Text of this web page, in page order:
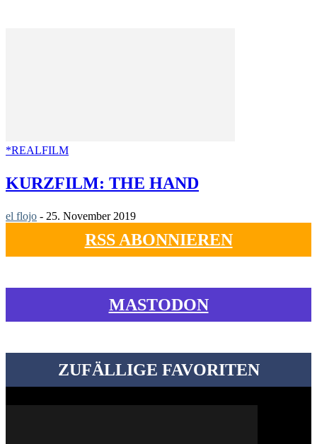
*REALFILM
KURZFILM: THE HAND
el flojo - 25. November 2019
RSS ABONNIEREN
MASTODON
ZUFÄLLIGE FAVORITEN